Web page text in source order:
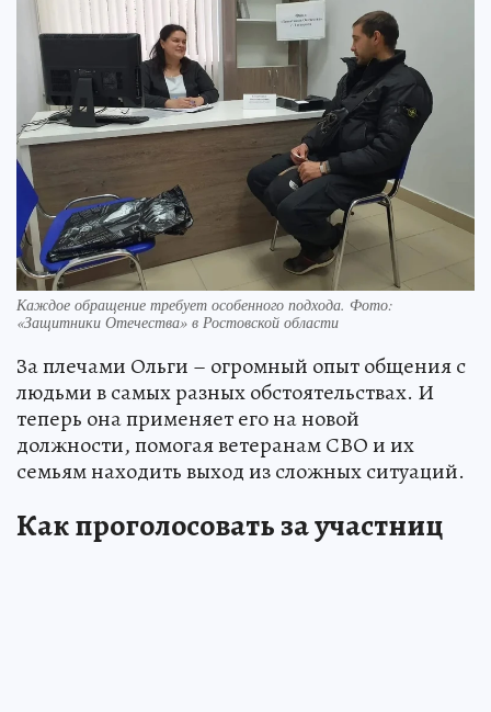
Каждое обращение требует особенного подхода. Фото:
«Защитники Отечества» в Ростовской области
За плечами Ольги – огромный опыт общения с
людьми в самых разных обстоятельствах. И
теперь она применяет его на новой
должности, помогая ветеранам СВО и их
семьям находить выход из сложных ситуаций.
Как проголосовать за участниц